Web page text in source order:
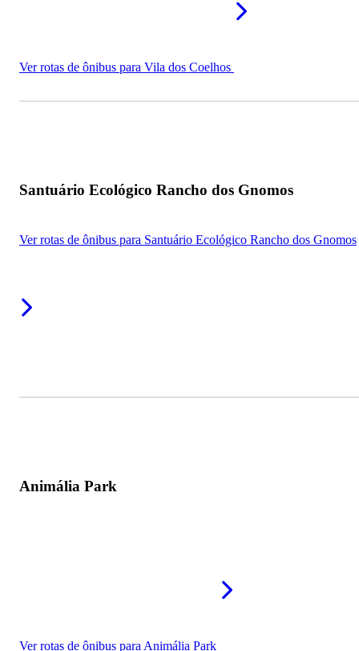
Ver rotas de ônibus para Vila dos Coelhos
Santuário Ecológico Rancho dos Gnomos
Ver rotas de ônibus para Santuário Ecológico Rancho dos Gnomos
Animália Park
Ver rotas de ônibus para Animália Park